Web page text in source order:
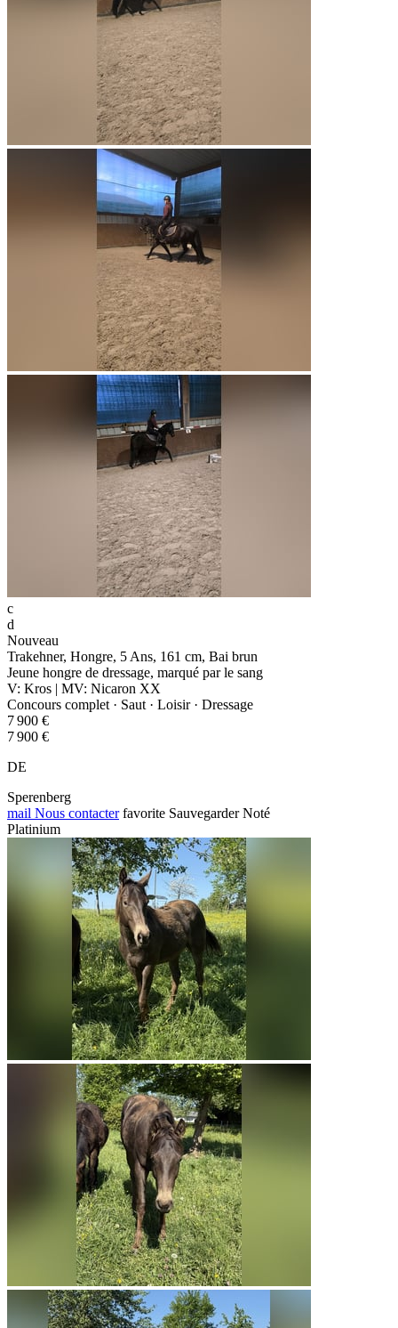
c
d
Nouveau
Trakehner, Hongre, 5 Ans, 161 cm, Bai brun
Jeune hongre de dressage, marqué par le sang
V: Kros | MV: Nicaron XX
Concours complet · Saut · Loisir · Dressage
7 900 €
7 900 €
DE
Sperenberg
mail Nous contacter favorite Sauvegarder Noté
Platinium